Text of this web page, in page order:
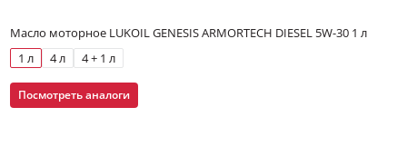
Масло моторное LUKOIL GENESIS ARMORTECH DIESEL 5W-30 1 л
1 л
4 л 4 + 1 л
Посмотреть аналоги